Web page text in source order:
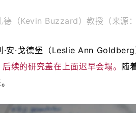
（Kevin Buzzard）教授（来源：
安·戈德堡（Leslie Ann Goldberg
续的研究盖在上面迟早会塌。 随